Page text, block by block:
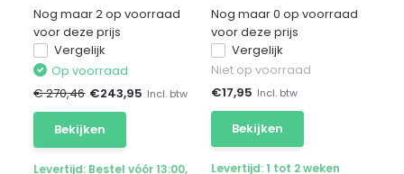
Nog maar 2 op voorraad
voor deze prijs
Vergelijk
Op voorraad
€ 270,46 €243,95 Incl. btw
Bekijken
Levertijd: Bestel vóór 13:00,
Nog maar 0 op voorraad
voor deze prijs
Vergelijk
Niet op voorraad
€17,95 Incl. btw
Bekijken
Levertijd: 1 tot 2 weken